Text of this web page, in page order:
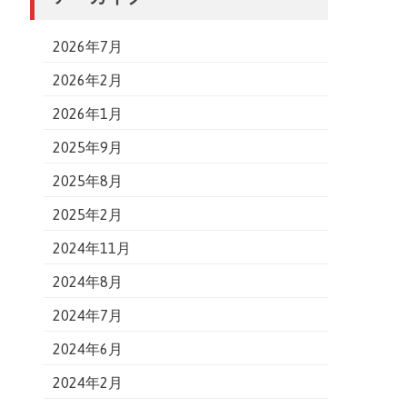
2026年7月
2026年2月
2026年1月
2025年9月
2025年8月
2025年2月
2024年11月
2024年8月
2024年7月
2024年6月
2024年2月